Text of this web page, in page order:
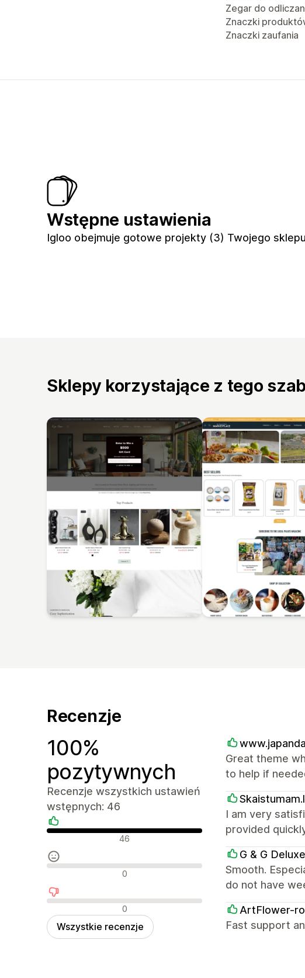
Zegar do
Znaczki
Znaczki zaufania
Wstępne ustawienia
Igloo obejmuje gotowe projekty (3) Twojego
Sklepy korzystające z tego
Recenzje
100%
pozytywnych
Recenzje wszystkich ustawień
wstępnych: 46
Pozytywne recenzje
46
Neutralne recenzje
0
Negatywne recenzje
0
Wszystkie recenzje
Great theme
to help if
I am very
provided
G & G
Smooth.
do not have
ArtFlower-ro
Fast support